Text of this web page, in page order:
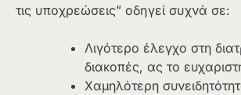
τις υποχρεώσεις” οδηγεί συχνά σε:
Λιγότερο έλεγχο στη
διακοπές, ας το
Χαμηλότερη